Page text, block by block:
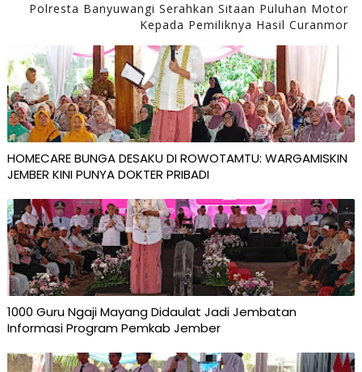
Polresta Banyuwangi Serahkan Sitaan Puluhan Motor
Kepada Pemiliknya Hasil Curanmor
HOMECARE BUNGA DESAKU DI ROWOTAMTU: WARGAMISKIN
JEMBER KINI PUNYA DOKTER PRIBADI
1000 Guru Ngaji Mayang Didaulat Jadi Jembatan
Informasi Program Pemkab Jember